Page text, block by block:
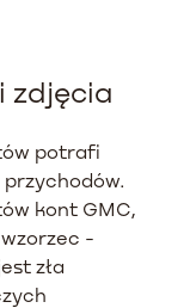
zdjęcia
potrafi
przychodów.
kont GMC,
-
zła